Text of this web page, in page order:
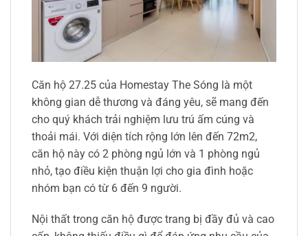
Căn hộ 27.25 của Homestay The Sóng là một
không gian dễ thương và đáng yêu, sẽ mang đến
cho quý khách trải nghiệm lưu trú ấm cúng và
thoải mái. Với diện tích rộng lớn lên đến 72m2,
căn hộ này có 2 phòng ngủ lớn và 1 phòng ngủ
nhỏ, tạo điều kiện thuận lợi cho gia đình hoặc
nhóm bạn có từ 6 đến 9 người.
Nội thất trong căn hộ được trang bị đầy đủ và cao